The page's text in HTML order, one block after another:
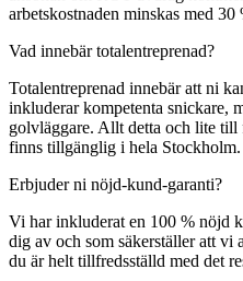
arbetskostnaden minskas med
Vad innebär totalentreprenad?
Totalentreprenad innebär att ni
inkluderar kompetenta snickare,
golvläggare. Allt detta och lite
finns tillgänglig i hela Stockholm.
Erbjuder ni nöjd-kund-garanti?
Vi har inkluderat en 100 % nöjd
dig av och som säkerställer att vi
du är helt tillfredsställd med det